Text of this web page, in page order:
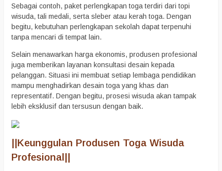
Sebagai contoh, paket perlengkapan toga terdiri dari topi
wisuda, tali medali, serta sleber atau kerah toga. Dengan
begitu, kebutuhan perlengkapan sekolah dapat terpenuhi
tanpa mencari di tempat lain.
Selain menawarkan harga ekonomis, produsen profesional
juga memberikan layanan konsultasi desain kepada
pelanggan. Situasi ini membuat setiap lembaga pendidikan
mampu menghadirkan desain toga yang khas dan
representatif. Dengan begitu, prosesi wisuda akan tampak
lebih eksklusif dan tersusun dengan baik.
Keunggulan Produsen Toga Wisuda
Profesional